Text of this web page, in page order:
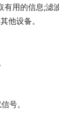
用的信息;滤
他设备。
号。